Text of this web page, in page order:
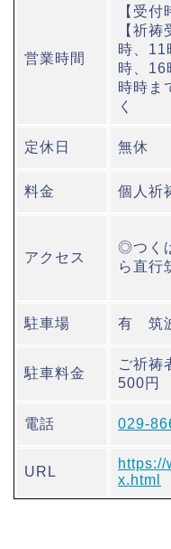
営業時間
【受
【祈
時、
時、
時時
く
定休日 無休
料金 個人祈
アクセス
◎つく
ら直行
駐車場 有 筑
駐車料金
ご祈祷
500円
電話 029-
URL
x.html